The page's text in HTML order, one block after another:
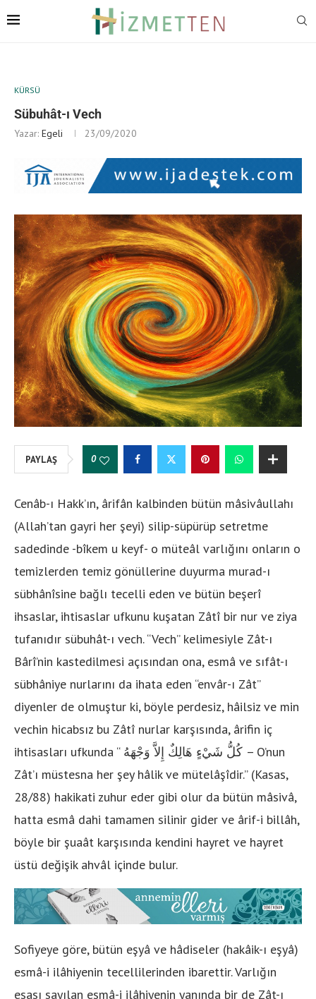
KÜRSÜ
Sübuhât-ı Vech
Yazar: Egeli 23/09/2020
PAYLAŞ 0
Cenâb-ı Hakk’ın, ârifân kalbinden bütün mâsivâullahı
(Allah’tan gayri her şeyi) silip-süpürüp setretme
sadedinde -bîkem u keyf- o müteâl varlığını onların o
temizlerden temiz gönüllerine duyurma murad-ı
sübhânîsine bağlı tecelli eden ve bütün beşerî
ihsaslar, ihtisaslar ufkunu kuşatan Zâtî bir nur ve ziya
tufanıdır sübuhât-ı vech. “Vech” kelimesiyle Zât-ı
Bârî’nin kastedilmesi açısından ona, esmâ ve sıfât-ı
sübhâniye nurlarını da ihata eden “envâr-ı Zât”
diyenler de olmuştur ki, böyle perdesiz, hâilsiz ve min
vechin hicabsız bu Zâtî nurlar karşısında, ârifin iç
ihtisasları ufkunda “
– O’nun
Zât’ı müstesna her şey hâlik ve mütelâşîdir.” (Kasas,
28/88) hakikati zuhur eder gibi olur da bütün mâsivâ,
hatta esmâ dahi tamamen silinir gider ve ârif-i billâh,
böyle bir şuaât karşısında kendini hayret ve hayret
üstü değişik ahvâl içinde bulur.
Sofiyeye göre, bütün eşyâ ve hâdiseler (hakâik-ı eşyâ)
esmâ-i ilâhiyenin tecellilerinden ibarettir. Varlığın
esası sayılan esmâ-i ilâhiyenin yanında bir de Zât-ı